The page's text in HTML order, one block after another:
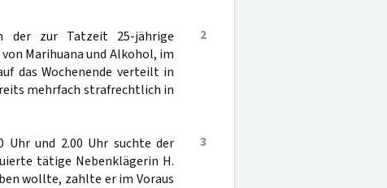
2
der zur Tatzeit 25-jährige
Marihuana und Alkohol, im
das Wochenende verteilt in
mehrfach strafrechtlich in
3
Uhr und 2.00 Uhr suchte der
tätige Nebenklägerin H.
wollte, zahlte er im Voraus